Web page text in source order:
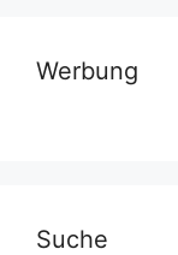
Werbung
Suche